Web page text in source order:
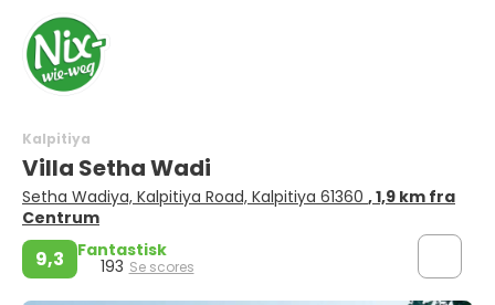
Kalpitiya
Villa Setha Wadi
Setha Wadiya, Kalpitiya Road, Kalpitiya 61360 , 1,9 km fra
Centrum
9,3 Fantastisk
193 Se scores